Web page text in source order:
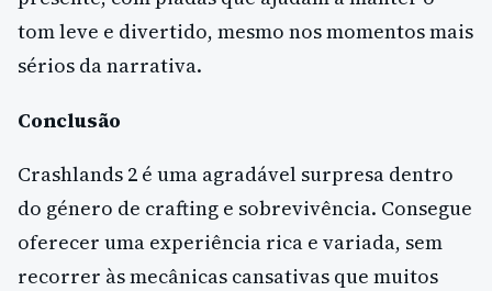
tom leve e divertido, mesmo nos momentos mais
sérios da narrativa.
Conclusão
Crashlands 2 é uma agradável surpresa dentro
do género de crafting e sobrevivência. Consegue
oferecer uma experiência rica e variada, sem
recorrer às mecânicas cansativas que muitos